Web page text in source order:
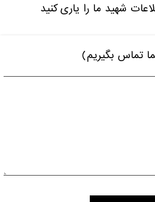
شهید ما را یاری کنید
تماس بگیریم)